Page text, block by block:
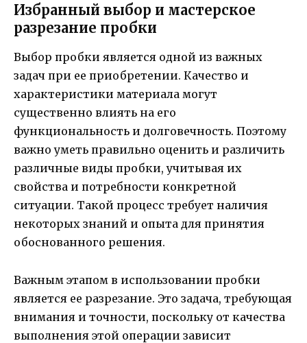
Избранный выбор и мастерское
разрезание пробки
Выбор пробки является одной из важных
задач при ее приобретении. Качество и
характеристики материала могут
существенно влиять на его
функциональность и долговечность. Поэтому
важно уметь правильно оценить и различить
различные виды пробки, учитывая их
свойства и потребности конкретной
ситуации. Такой процесс требует наличия
некоторых знаний и опыта для принятия
обоснованного решения.
Важным этапом в использовании пробки
является ее разрезание. Это задача, требующая
внимания и точности, поскольку от качества
выполнения этой операции зависит